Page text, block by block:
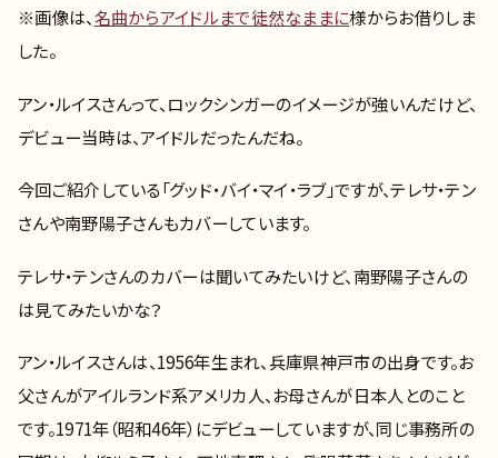
※画像は、名曲からアイドルまで徒然なままに様からお借りしま
した。
アン・ルイスさんって、ロックシンガーのイメージが強いんだけど、
デビュー当時は、アイドルだったんだね。
今回ご紹介している「グッド・バイ・マイ・ラブ」ですが、テレサ・テン
さんや南野陽子さんもカバーしています。
テレサ・テンさんのカバーは聞いてみたいけど、南野陽子さんの
は見てみたいかな？
アン・ルイスさんは、1956年生まれ、兵庫県神戸市の出身です。お
父さんがアイルランド系アメリカ人、お母さんが日本人とのこと
です。1971年（昭和46年）にデビューしていますが、同じ事務所の